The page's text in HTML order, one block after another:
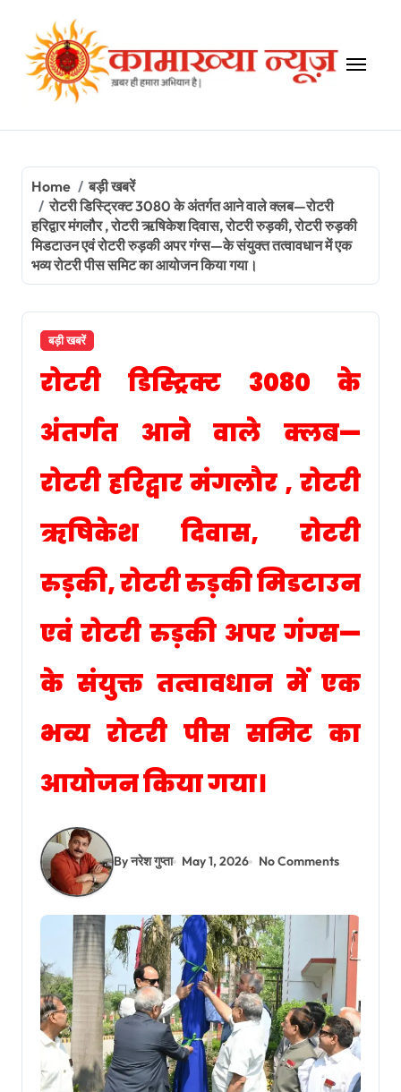
content
Home
बड़ी खबरें
रोटरी डिस्ट्रिक्ट 3080 के अंतर्गत आने वाले क्लब—रोटरी
हरिद्वार मंगलौर , रोटरी ऋषिकेश दिवास, रोटरी रुड़की, रोटरी रुड़की
मिडटाउन एवं रोटरी रुड़की अपर गंग्स—के संयुक्त तत्वावधान में एक
भव्य रोटरी पीस समिट का आयोजन किया गया।
बड़ी खबरें
रोटरी डिस्ट्रिक्ट 3080 के
अंतर्गत आने वाले क्लब—
रोटरी हरिद्वार मंगलौर , रोटरी
ऋषिकेश दिवास, रोटरी
रुड़की, रोटरी रुड़की मिडटाउन
एवं रोटरी रुड़की अपर गंग्स—
के संयुक्त तत्वावधान में एक
भव्य रोटरी पीस समिट का
आयोजन किया गया।
By नरेश गुप्ता May 1, 2026 No Comments